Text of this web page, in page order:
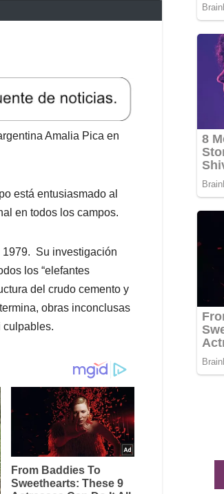
Amalia Pica en
está entusiasmado al
en todos los campos.
1979. Su investigación
los “elefantes
del crudo cemento y
obras inconclusas
culpables.